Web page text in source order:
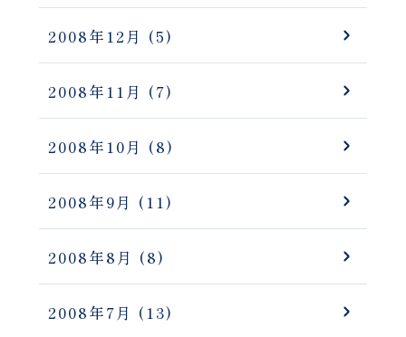
2008年12月 (5)
2008年11月 (7)
2008年10月 (8)
2008年9月 (11)
2008年8月 (8)
2008年7月 (13)